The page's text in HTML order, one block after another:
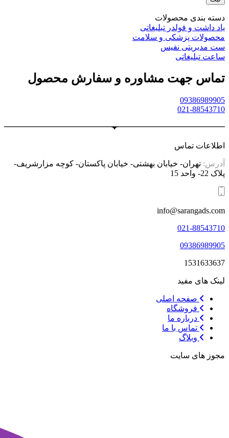
دسته بندی محصولات
یاد داشت و فولدر تبلیغاتی
محصولات پزشکی و سلامت
ست مدیریتی نفیس
ساعت تبلیغاتی
تماس جهت مشاوره و سفارش محصول
09386989905
021-88543710
اطلاعات تماس
آدرس: تهران- خیابان بهشتی- خیابان پاکستان- کوچه مزارشریف-
پلاک 22- واحد 15
info@sarangads.com
021-88543710
09386989905
1531633637
لینک های مفید
صفحه اصلی
فروشگاه
درباره ما
تماس با ما
وبلاگ
مجوز های سایت